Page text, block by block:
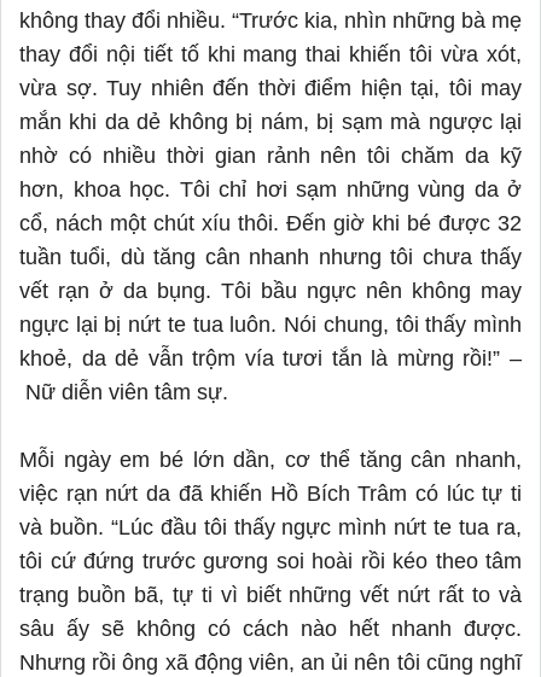
không thay đổi nhiều. “Trước kia, nhìn những bà mẹ
thay đổi nội tiết tố khi mang thai khiến tôi vừa xót,
vừa sợ. Tuy nhiên đến thời điểm hiện tại, tôi may
mắn khi da dẻ không bị nám, bị sạm mà ngược lại
nhờ có nhiều thời gian rảnh nên tôi chăm da kỹ
hơn, khoa học. Tôi chỉ hơi sạm những vùng da ở
cổ, nách một chút xíu thôi. Đến giờ khi bé được 32
tuần tuổi, dù tăng cân nhanh nhưng tôi chưa thấy
vết rạn ở da bụng. Tôi bầu ngực nên không may
ngực lại bị nứt te tua luôn. Nói chung, tôi thấy mình
khoẻ, da dẻ vẫn trộm vía tươi tắn là mừng rồi!” –
Nữ diễn viên tâm sự.
Mỗi ngày em bé lớn dần, cơ thể tăng cân nhanh,
việc rạn nứt da đã khiến Hồ Bích Trâm có lúc tự ti
và buồn. “Lúc đầu tôi thấy ngực mình nứt te tua ra,
tôi cứ đứng trước gương soi hoài rồi kéo theo tâm
trạng buồn bã, tự ti vì biết những vết nứt rất to và
sâu ấy sẽ không có cách nào hết nhanh được.
Nhưng rồi ông xã động viên, an ủi nên tôi cũng nghĩ